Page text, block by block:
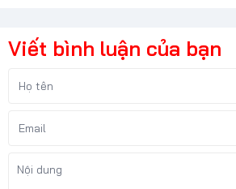
Viết bình luận của bạn